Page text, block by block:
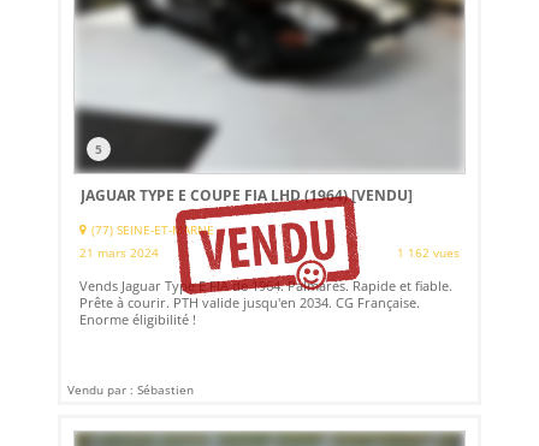
5
JAGUAR TYPE E COUPE FIA LHD (1964)[VENDU]
(77) SEINE-ET-MARNE
21 mars 2024
1 162 vues
Vends Jaguar Type E FIA de 1964. Palmarès. Rapide et fiable.
Prête à courir. PTH valide jusqu'en 2034. CG Française.
Enorme éligibilité !
Vendu par : Sébastien